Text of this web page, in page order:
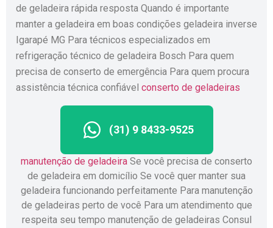
de geladeira rápida resposta Quando é importante
manter a geladeira em boas condições geladeira inverse
Igarapé MG Para técnicos especializados em
refrigeração técnico de geladeira Bosch Para quem
precisa de conserto de emergência Para quem procura
assistência técnica confiável conserto de geladeiras
(31) 9 8433-9525
manutenção de geladeira Se você precisa de conserto
de geladeira em domicílio Se você quer manter sua
geladeira funcionando perfeitamente Para manutenção
de geladeiras perto de você Para um atendimento que
respeita seu tempo manutenção de geladeiras Consul